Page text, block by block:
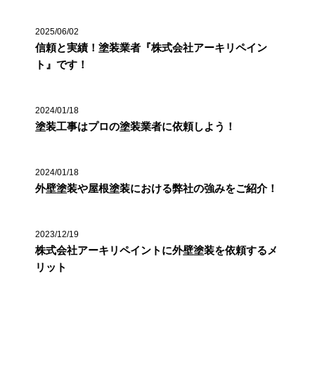
2025/06/02
信頼と実績！塗装業者『株式会社アーキリペイン
ト』です！
2024/01/18
塗装工事はプロの塗装業者に依頼しよう！
2024/01/18
外壁塗装や屋根塗装における弊社の強みをご紹介！
2023/12/19
株式会社アーキリペイントに外壁塗装を依頼するメ
リット